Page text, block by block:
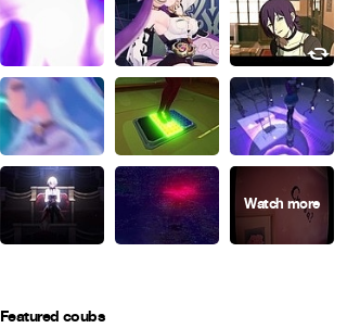
Featured coubs